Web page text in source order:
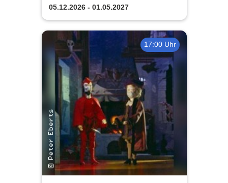
05.12.2026 - 01.05.2027
17:00 Uhr